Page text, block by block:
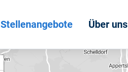
Stellenangebote Über uns